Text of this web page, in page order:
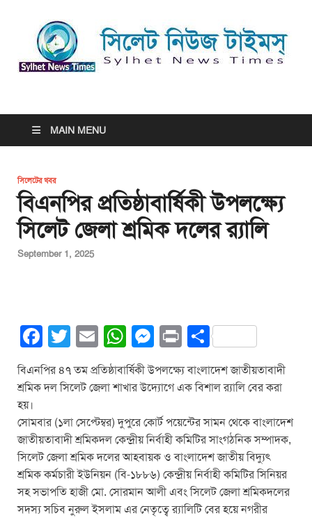
সিলেট নিউজ টাইমস্ | Sylhet
News Times
MAIN MENU
সিলেটের খবর
বিএনপির প্রতিষ্ঠাবার্ষিকী উপলক্ষ্যে
সিলেট জেলা শ্রমিক দলের র‌্যালি
September 1, 2025
F
a
c
b
o
o
k
T
tt
E
m
ail
W
h
at
A
p
p
M
e
ss
n
g
er
Pr
in
t
S
ar
বিএনপির ৪৭ তম প্রতিষ্ঠাবার্ষিকী উপলক্ষ্যে বাংলাদেশ জাতীয়তাবাদী
শ্রমিক দল সিলেট জেলা শাখার উদ্যোগে এক বিশাল র‌্যালি বের করা
হয়।
সোমবার (১লা সেপ্টেম্বর) দুপুরে কোর্ট পয়েন্টের সামন থেকে বাংলাদেশ
জাতীয়তাবাদী শ্রমিকদল কেন্দ্রীয় নির্বাহী কমিটির সাংগঠনিক সম্পাদক,
সিলেট জেলা শ্রমিক দলের আহবায়ক ও বাংলাদেশ জাতীয় বিদ্যুৎ
শ্রমিক কর্মচারী ইউনিয়ন (বি-১৮৮৬) কেন্দ্রীয় নির্বাহী কমিটির সিনিয়র
সহ সভাপতি হাজী মো. সোরমান আলী এবং সিলেট জেলা শ্রমিকদলের
সদস্য সচিব নুরুল ইসলাম এর নেতৃত্বে র‌্যালিটি বের হয়ে নগরীর